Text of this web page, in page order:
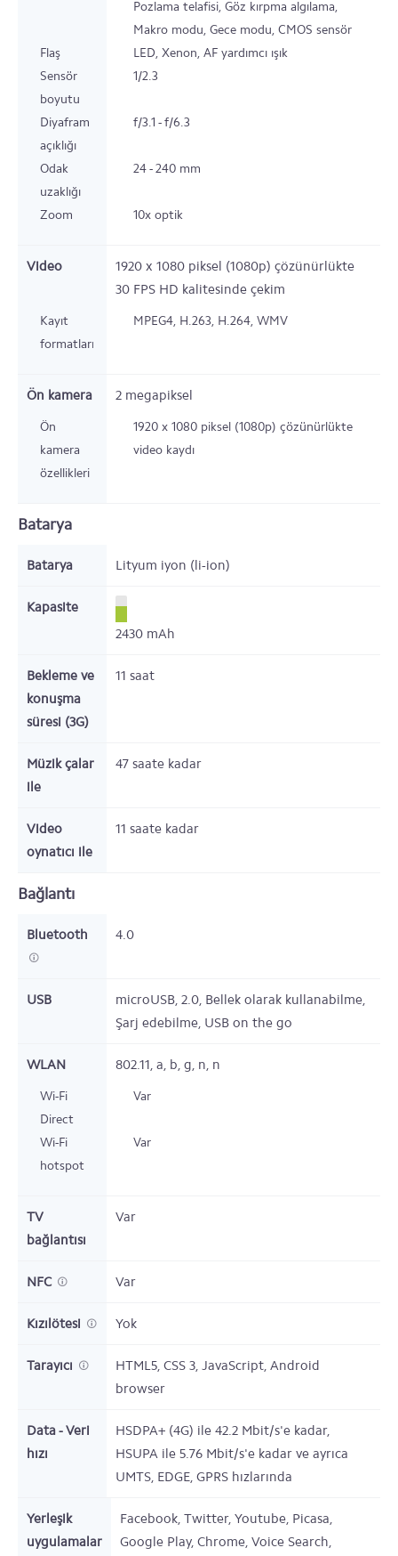
Pozlama telafisi, Göz kırpma algılama,
Makro modu, Gece modu, CMOS sensör
Flaş
LED, Xenon, AF yardımcı ışık
Sensör
boyutu
1/2.3
Diyafram
açıklığı
f/3.1 - f/6.3
Odak
uzaklığı
24 - 240 mm
Zoom 10x optik
Video
1920 x 1080 piksel (1080p) çözünürlükte
30 FPS HD kalitesinde çekim
Kayıt
formatları
MPEG4, H.263, H.264, WMV
Ön kamera 2 megapiksel
Ön
kamera
özellikleri
1920 x 1080 piksel (1080p) çözünürlükte
video kaydı
Batarya
Batarya Lityum iyon (li-ion)
Kapasite
2430 mAh
Bekleme ve
konuşma
süresi (3G)
11 saat
Müzik çalar
ile
47 saate kadar
Video
oynatıcı ile
11 saate kadar
Bağlantı
Bluetooth 4.0
USB
microUSB, 2.0, Bellek olarak kullanabilme,
Şarj edebilme, USB on the go
WLAN 802.11, a, b, g, n, n
Wi-Fi
Direct
Var
Wi-Fi
hotspot
Var
TV
bağlantısı
Var
NFC Var
Kızılötesi Yok
Tarayıcı
HTML5, CSS 3, JavaScript, Android
browser
Data - Veri
hızı
HSDPA+ (4G) ile 42.2 Mbit/s'e kadar,
HSUPA ile 5.76 Mbit/s'e kadar ve ayrıca
UMTS, EDGE, GPRS hızlarında
Yerleşik
uygulamalar
Facebook, Twitter, Youtube, Picasa,
Google Play, Chrome, Voice Search,